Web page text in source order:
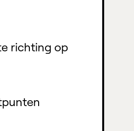
richting op